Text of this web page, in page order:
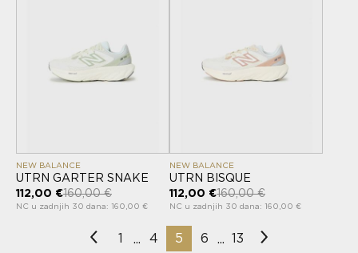
NEW BALANCE
UTRN GARTER SNAKE
112,00 €160,00 €
NC u zadnjih 30 dana: 160,00 €
NEW BALANCE
UTRN BISQUE
112,00 €160,00 €
NC u zadnjih 30 dana: 160,00 €
1 ... 4 5 6 ... 13